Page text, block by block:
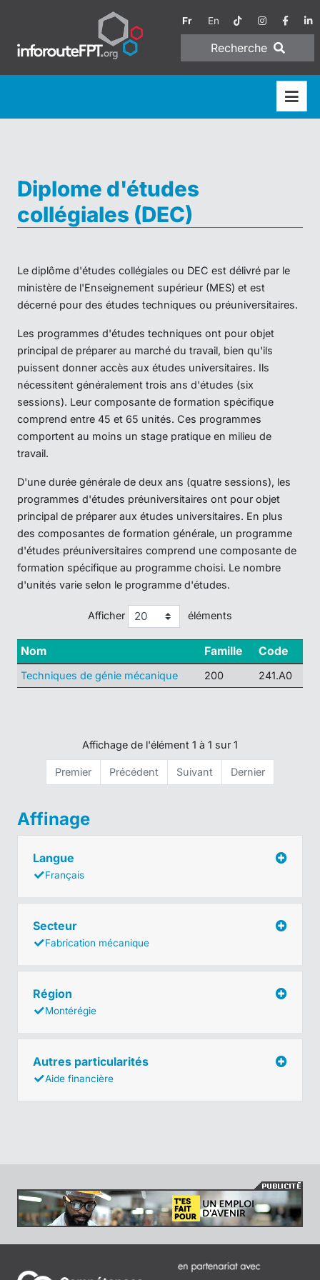
Fr En
Recherche
Diplome d'études
collégiales (DEC)
Le diplôme d'études collégiales ou DEC est délivré par le
ministère de l'Enseignement supérieur (MES) et est
décerné pour des études techniques ou préuniversitaires.
Les programmes d'études techniques ont pour objet
principal de préparer au marché du travail, bien qu'ils
puissent donner accès aux études universitaires. Ils
nécessitent généralement trois ans d'études (six
sessions). Leur composante de formation spécifique
comprend entre 45 et 65 unités. Ces programmes
comportent au moins un stage pratique en milieu de
travail.
D'une durée générale de deux ans (quatre sessions), les
programmes d'études préuniversitaires ont pour objet
principal de préparer aux études universitaires. En plus
des composantes de formation générale, un programme
d'études préuniversitaires comprend une composante de
formation spécifique au programme choisi. Le nombre
d'unités varie selon le programme d'études.
Afficher éléments
Nom Famille Code
Techniques de génie mécanique 200 241.A0
Affichage de l'élément 1 à 1 sur 1
Premier Précédent Suivant Dernier
Affinage
Langue
Français
Secteur
Fabrication mécanique
Région
Montérégie
Autres particularités
Aide financière